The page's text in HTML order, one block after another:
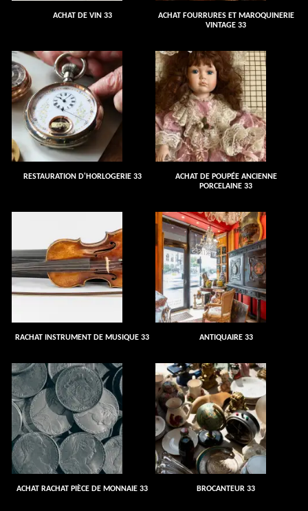
ACHAT DE VIN 33
ACHAT FOURRURES ET MAROQUINERIE
VINTAGE 33
RESTAURATION D'HORLOGERIE 33
ACHAT DE POUPÉE ANCIENNE
PORCELAINE 33
RACHAT INSTRUMENT DE MUSIQUE 33 ANTIQUAIRE 33
ACHAT RACHAT PIÈCE DE MONNAIE 33 BROCANTEUR 33